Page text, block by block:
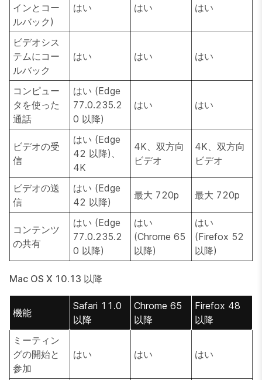
インとコー
ルバック)
はい はい はい
ビデオシス
テムにコー
ルバック
はい はい はい
コンピュー
タを使った
通話
はい (Edge
77.0.235.2
0 以降)
はい はい
ビデオの受
信
はい (Edge
42 以降)、
4K
4K、双方向
ビデオ
4K、双方向
ビデオ
ビデオの送
信
はい (Edge
42 以降)
最大 720p 最大 720p
コンテンツ
の共有
はい (Edge
77.0.235.2
0 以降)
はい
(Chrome 65
以降)
はい
(Firefox 52
以降)
Mac OS X 10.13 以降
機能
Safari 11.0
以降
Chrome 65
以降
Firefox 48
以降
ミーティン
グの開始と
参加
はい はい はい